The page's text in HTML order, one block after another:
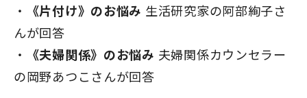
《片付け》のお悩み 生活研究家の阿部絢子さ
んが回答
《夫婦関係》のお悩み 夫婦関係カウンセラー
の岡野あつこさんが回答